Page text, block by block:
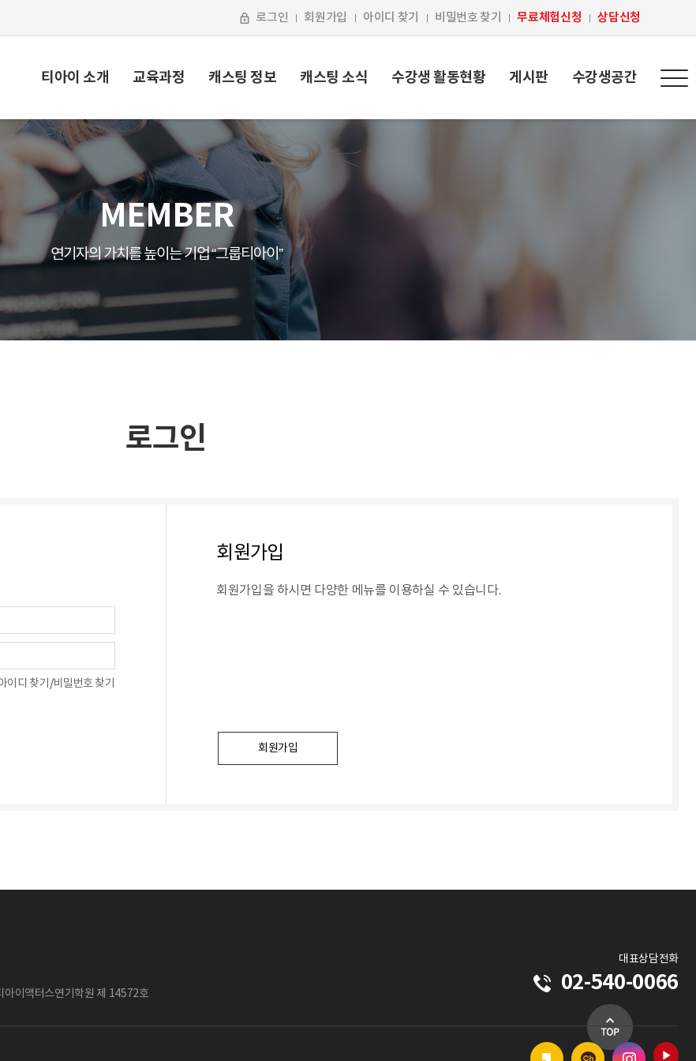
로그인 회원가입 아이디 찾기 비밀번호 찾기 무료체험신청 상담신청
티아이 소개 교육과정 캐스팅 정보 캐스팅 소식 수강생 활동현황 게시판 수강생공간
MEMBER
연기자의 가치를 높이는 기업 “그룹티아이”
로그인
이디 찾기 /비밀번호 찾기
회원가입
회원가입을 하시면 다양한 메뉴를 이용하실 수 있습니다.
회원가입
아이액터스연기학원 제 14572호
대표상담전화
02-540-0066